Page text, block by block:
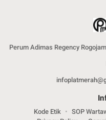
Perum Adimas Regency
Kode Etik SOP